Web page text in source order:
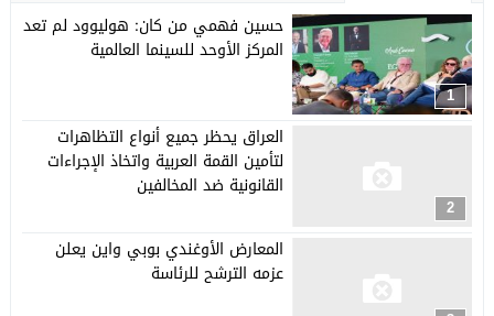
1
حسين فهمي من كان: هوليوود لم تعد
المركز الأوحد للسينما العالمية
2
العراق يحظر جميع أنواع التظاهرات
لتأمين القمة العربية واتخاذ الإجراءات
القانونية ضد المخالفين
المعارض الأوغندي بوبي واين يعلن
عزمه الترشح للرئاسة